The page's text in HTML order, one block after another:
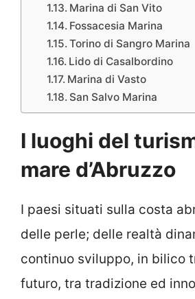
Marina di San Vito
Fossacesia Marina
Torino di Sangro Marina
Lido di Casalbordino
Marina di Vasto
San Salvo Marina
I luoghi del
mare d’Abruzzo
I paesi situati sulla costa
delle perle; delle realtà
continuo sviluppo, in bilico
futuro, tra tradizione ed